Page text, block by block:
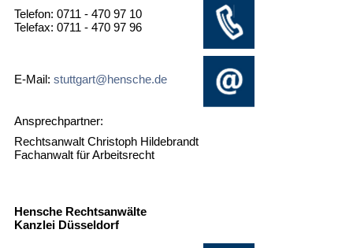
Telefon: 0711 - 470 97 10
Telefax: 0711 - 470 97 96
E-Mail: stuttgart@hensche.de
Ansprechpartner:
Rechtsanwalt Christoph Hildebrandt
Fachanwalt für Arbeitsrecht
Hensche Rechtsanwälte
Kanzlei Düsseldorf